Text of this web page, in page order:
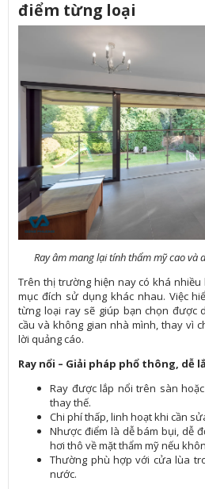
điểm từng loại
Ray âm mang lại tính thẩm mỹ cao và
Trên thị trường hiện nay có khá
mục đích sử dụng khác nhau. Việc
từng loại ray sẽ giúp bạn chọn được
cầu và không gian nhà mình, thay vì
lời quảng cáo.
Ray nổi – Giải pháp phổ thông, dễ
Ray được lắp nổi trên sàn
thay thế.
Chi phí thấp, linh hoạt khi cần
Nhược điểm là dễ bám bụi, dễ
hơi thô về mặt thẩm mỹ nếu
Thường phù hợp với cửa lùa
nước.